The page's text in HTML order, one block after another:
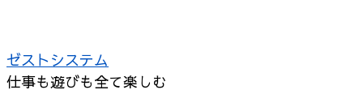
テ
ン
ゼストシステム
仕事も遊びも全て楽しむ